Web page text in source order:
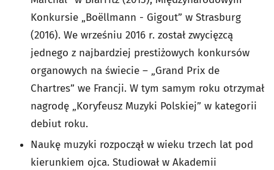
Konkursie „Boëllmann - Gigout” w Strasburg
(2016). We wrześniu 2016 r. został zwycięzcą
jednego z najbardziej prestiżowych konkursów
organowych na świecie – „Grand Prix de
Chartres” we Francji. W tym samym roku otrzymał
nagrodę „Koryfeusz Muzyki Polskiej” w kategorii
debiut roku.
Naukę muzyki rozpoczął w wieku trzech lat pod
kierunkiem ojca. Studiował w Akademii